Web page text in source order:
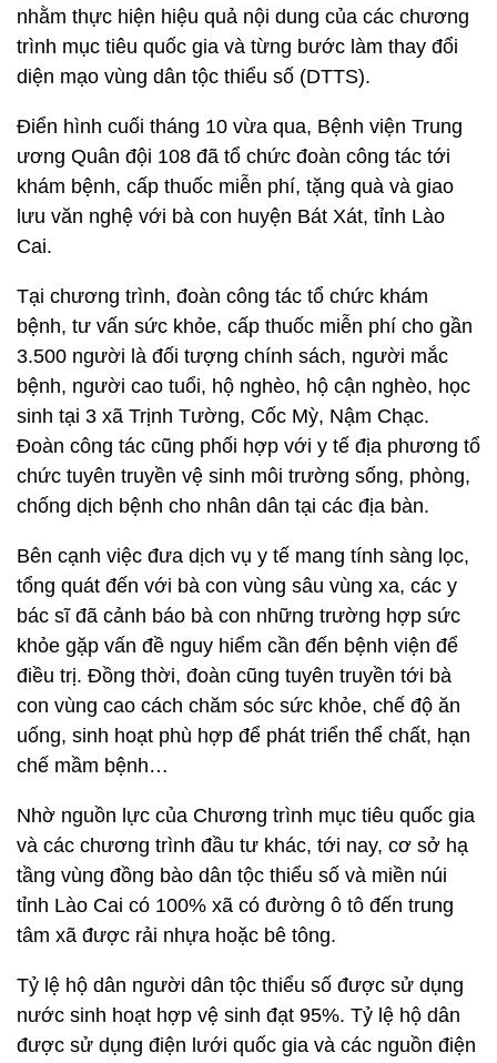
nhằm thực hiện hiệu quả nội dung của các chương
trình mục tiêu quốc gia và từng bước làm thay đổi
diện mạo vùng dân tộc thiểu số (DTTS).
Điển hình cuối tháng 10 vừa qua, Bệnh viện Trung
ương Quân đội 108 đã tổ chức đoàn công tác tới
khám bệnh, cấp thuốc miễn phí, tặng quà và giao
lưu văn nghệ với bà con huyện Bát Xát, tỉnh Lào
Cai.
Tại chương trình, đoàn công tác tổ chức khám
bệnh, tư vấn sức khỏe, cấp thuốc miễn phí cho gần
3.500 người là đối tượng chính sách, người mắc
bệnh, người cao tuổi, hộ nghèo, hộ cận nghèo, học
sinh tại 3 xã Trịnh Tường, Cốc Mỳ, Nậm Chạc.
Đoàn công tác cũng phối hợp với y tế địa phương tổ
chức tuyên truyền vệ sinh môi trường sống, phòng,
chống dịch bệnh cho nhân dân tại các địa bàn.
Bên cạnh việc đưa dịch vụ y tế mang tính sàng lọc,
tổng quát đến với bà con vùng sâu vùng xa, các y
bác sĩ đã cảnh báo bà con những trường hợp sức
khỏe gặp vấn đề nguy hiểm cần đến bệnh viện để
điều trị. Đồng thời, đoàn cũng tuyên truyền tới bà
con vùng cao cách chăm sóc sức khỏe, chế độ ăn
uống, sinh hoạt phù hợp để phát triển thể chất, hạn
chế mầm bệnh…
Nhờ nguồn lực của Chương trình mục tiêu quốc gia
và các chương trình đầu tư khác, tới nay, cơ sở hạ
tầng vùng đồng bào dân tộc thiểu số và miền núi
tỉnh Lào Cai có 100% xã có đường ô tô đến trung
tâm xã được rải nhựa hoặc bê tông.
Tỷ lệ hộ dân người dân tộc thiểu số được sử dụng
nước sinh hoạt hợp vệ sinh đạt 95%. Tỷ lệ hộ dân
được sử dụng điện lưới quốc gia và các nguồn điện